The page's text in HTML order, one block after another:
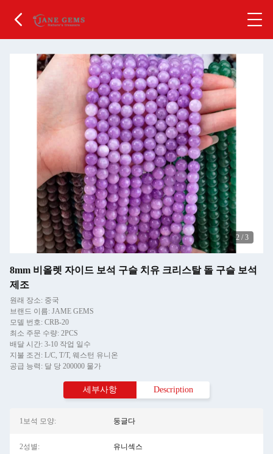
2 / 3
8mm 비올렛 자이드 보석 구슬 치유 크리스탈 돌 구슬 보석
제조
원래 장소: 중국
브랜드 이름: JAME GEMS
모델 번호: CRB-20
최소 주문 수량: 2PCS
배달 시간: 3-10 작업 일수
지불 조건: L/C, T/T, 웨스턴 유니온
공급 능력: 달 당 200000 물가
세부사항 Description
1보석 모양: 둥글다
2성별: 유니섹스